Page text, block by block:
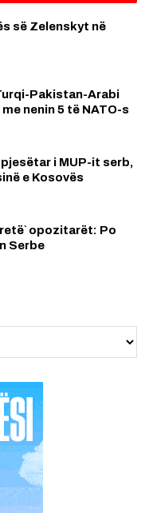
së Zelenskyt në
Pakistan-Arabi
nenin 5 të NATO-s
i MUP-it serb,
e Kosovës
opozitarët: Po
Serbe